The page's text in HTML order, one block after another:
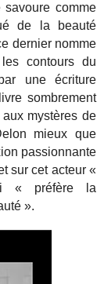
comme
de la beauté
dernier nomme
contours du
une écriture
sombrement
mystères de
mieux que
passionnante
sur cet acteur «
« préfère la
».